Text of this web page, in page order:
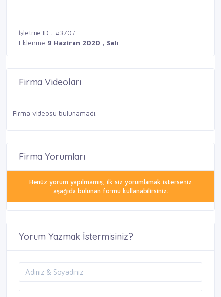
İşletme ID : #3707
Eklenme 9 Haziran 2020 , Salı
Firma Videoları
Firma videosu bulunamadı.
Firma Yorumları
Henüz yorum yapılmamış, ilk siz yorumlamak isterseniz
aşağıda bulunan formu kullanabilirsiniz.
Yorum Yazmak İstermisiniz?